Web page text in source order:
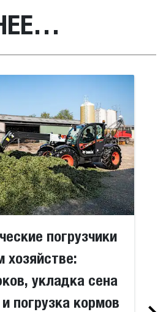
погрузчики
хозяйстве:
укладка сена
погрузка кормов